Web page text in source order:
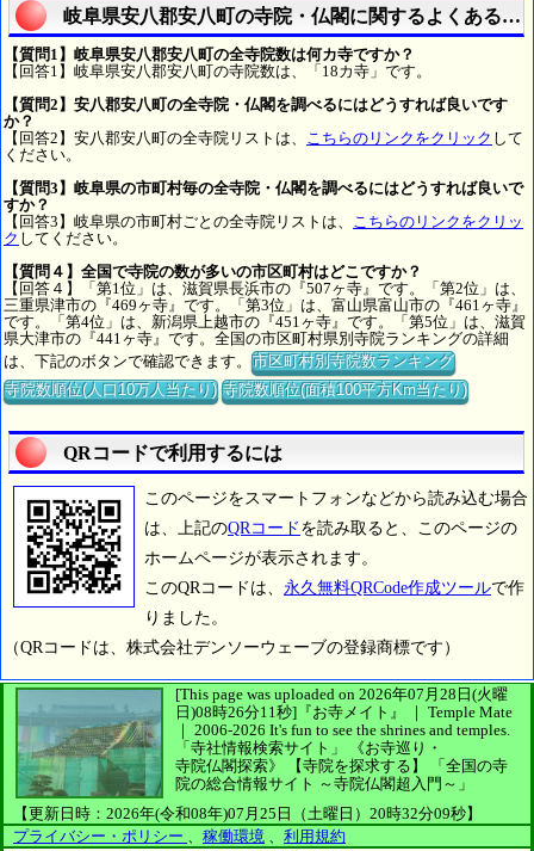
岐阜県安八郡安八町の寺院・仏閣に関するよくある質
【質問1】岐阜県安八郡安八町の全寺院数は何カ寺ですか？
【回答1】岐阜県安八郡安八町の寺院数は、「18カ寺」です。
【質問2】安八郡安八町の全寺院・仏閣を調べるにはどうすれば良いです
か？
【回答2】安八郡安八町の全寺院リストは、
こちらのリンクをクリック して
ください。
【質問3】岐阜県の市町村毎の全寺院・仏閣を調べるにはどうすれば良いで
すか？
【回答3】岐阜県の市町村ごとの全寺院リストは、
こちらのリンクをクリッ
ク してください。
【質問４】全国で寺院の数が多いの市区町村はどこですか？
【回答４】「第1位」は、滋賀県長浜市の『507ヶ寺』です。「第2位」は、
三重県津市の『469ヶ寺』です。「第3位」は、富山県富山市の『461ヶ寺』
です。「第4位」は、新潟県上越市の『451ヶ寺』です。「第5位」は、滋賀
県大津市の『441ヶ寺』です。全国の市区町村県別寺院ランキングの詳細
は、下記のボタンで確認できます。市区町村別寺院数ランキング
寺院数順位(人口10万人当たり) 寺院数順位(面積100平方Km当たり)
QRコードで利用するには
このページをスマートフォンなどから読み込む場合
は、上記のQRコード を読み取ると、このページの
ホームページが表示されます。
このQRコードは、 永久無料QRCode作成ツールで作
りました。
（QRコードは、株式会社デンソーウェーブの登録商標です）
[This page was uploaded on 2026年07月28日(火曜
日)08時26分11秒] 『お寺メイト』 ｜ Temple Mate
｜ 2006-2026 It's fun to see the shrines and temples.
「寺社情報検索サイト」
《お寺巡り・
寺院仏閣探索》
【寺院を探求する】
「全国の寺
院の総合情報サイト ～寺院仏閣超入門～」
【更新日時：2026年(令和08年)07月25日（土曜日）20時32分09秒】
プライバシー・ポリシー
稼働環境 利用規約